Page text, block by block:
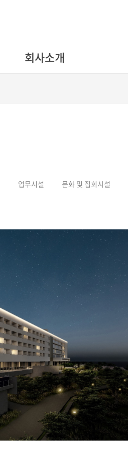
회사소개
업무시설 문화 및 집회시설